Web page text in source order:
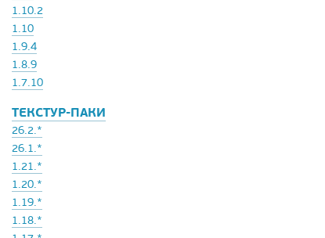
1.10.2
1.10
1.9.4
1.8.9
1.7.10
ТЕКСТУР-ПАКИ
26.2.*
26.1.*
1.21.*
1.20.*
1.19.*
1.18.*